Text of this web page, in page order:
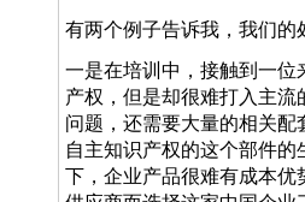
有两个例子告诉我，我们的
一是在培训中，接触到一
产权，但是却很难打入主
问题，还需要大量的相关
自主知识产权的这个部件
下，企业产品很难有成本